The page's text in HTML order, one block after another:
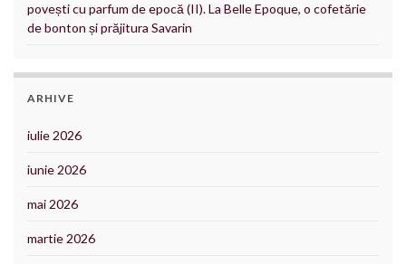
povești cu parfum de epocă (II). La Belle Epoque, o cofetărie
de bonton și prăjitura Savarin
ARHIVE
iulie 2026
iunie 2026
mai 2026
martie 2026